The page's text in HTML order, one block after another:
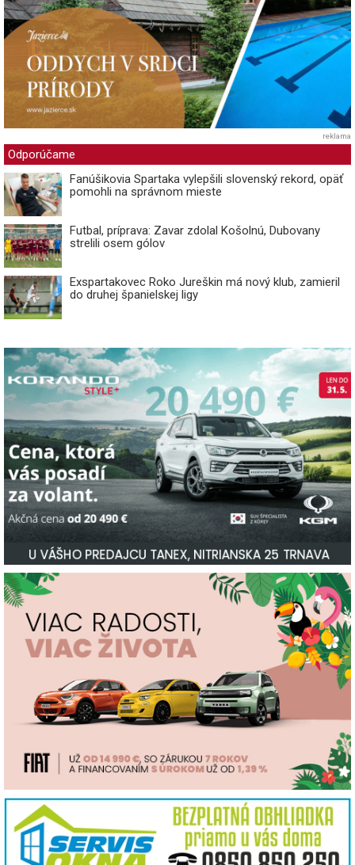
reklama
Odporúčame
Fanúšikovia Spartaka vylepšili slovenský rekord, opäť
pomohli na správnom mieste
Futbal, príprava: Zavar zdolal Košolnú, Dubovany
strelili osem gólov
Exspartakovec Roko Jureškin má nový klub, zamieril
do druhej španielskej ligy